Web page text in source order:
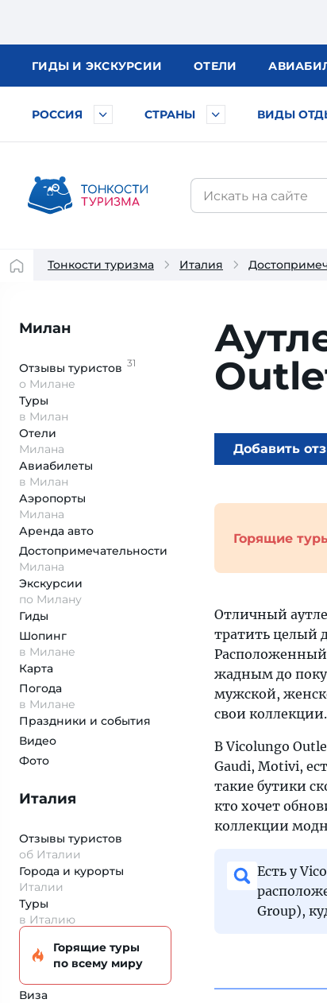
ГИДЫ И ЭКСКУРСИИ ОТЕЛИ АВИА
РОССИЯ СТРАНЫ ВИДЫ
Тонкости туризма Италия
Милан
Отзывы туристов 31
о Милане
Туры
в Милан
Отели
Милана
Авиабилеты
в Милан
Аэропорты
Милана
Аренда авто
Достопримеча­тельности
Милана
Экскурсии
по Милану
Гиды
Шопинг
в Милане
Карта
Погода
в Милане
Праздники и события
Видео
Фото
Италия
Отзывы туристов
об Италии
Города и курорты
Италии
Туры
в Италию
Горящие туры
по всему миру
Виза
Добавить
Горящие
Отличный
тратить целый
Расположенный
жадным до
мужской,
свои коллекции.
В Vicolungo
Gaudi, Motivi,
такие бутики
кто хочет
коллекции
Есть у
Group),